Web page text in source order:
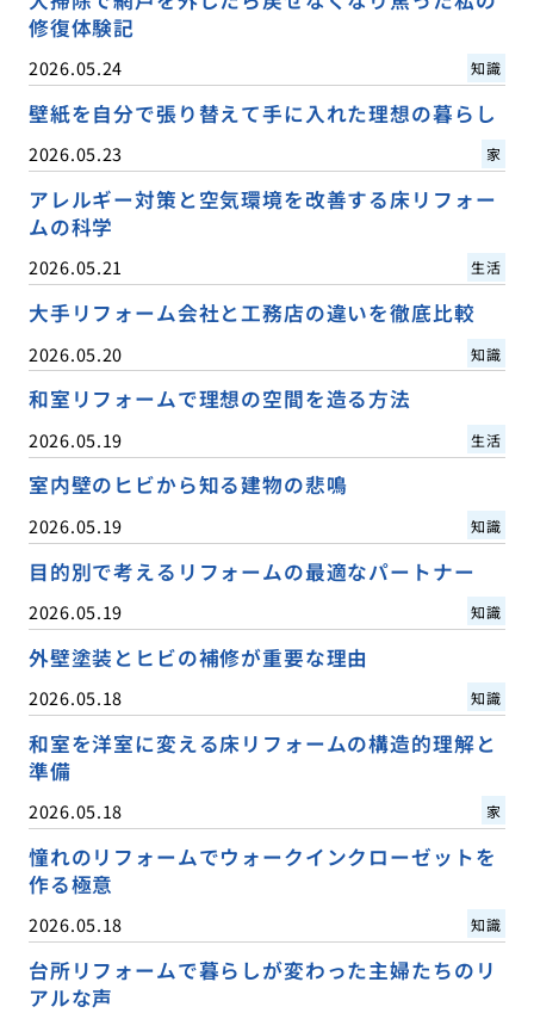
修復体験記
2026.05.24 知識
壁紙を自分で張り替えて手に入れた理想の暮らし
2026.05.23 家
アレルギー対策と空気環境を改善する床リフォー
ムの科学
2026.05.21 生活
大手リフォーム会社と工務店の違いを徹底比較
2026.05.20 知識
和室リフォームで理想の空間を造る方法
2026.05.19 生活
室内壁のヒビから知る建物の悲鳴
2026.05.19 知識
目的別で考えるリフォームの最適なパートナー
2026.05.19 知識
外壁塗装とヒビの補修が重要な理由
2026.05.18 知識
和室を洋室に変える床リフォームの構造的理解と
準備
2026.05.18 家
憧れのリフォームでウォークインクローゼットを
作る極意
2026.05.18 知識
台所リフォームで暮らしが変わった主婦たちのリ
アルな声